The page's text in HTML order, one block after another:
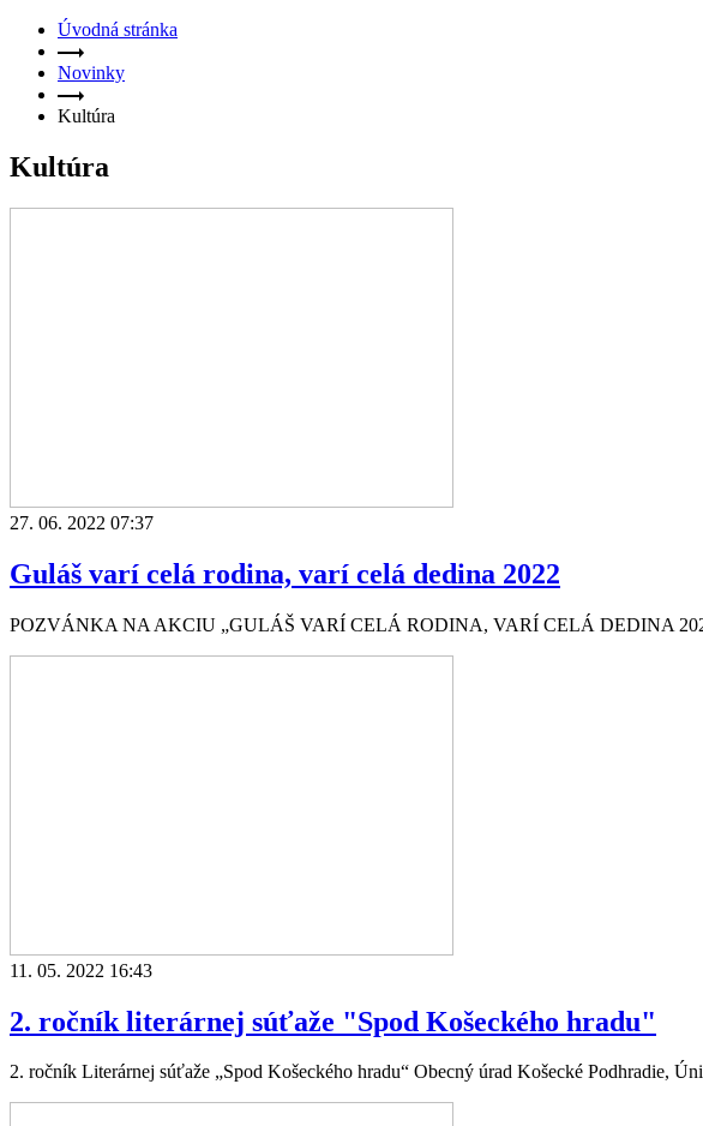
Úvodná stránka
Novinky
Kultúra
Kultúra
27. 06. 2022 07:37
Guláš varí celá rodina, varí celá dedina 2022
POZVÁNKA NA AKCIU „GULÁŠ VARÍ CELÁ RODINA, VARÍ CELÁ DEDINA
11. 05. 2022 16:43
2. ročník literárnej súťaže "Spod Košeckého hradu"
2. ročník Literárnej súťaže „Spod Košeckého hradu“ Obecný úrad Košecké Podhradie,